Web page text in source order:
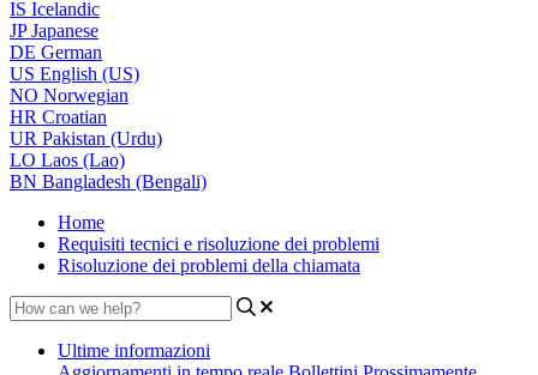
IS Icelandic
JPJapanese
DE German
US English (US)
NO Norwegian
HR Croatian
UR Pakistan (Urdu)
LO Laos (Lao)
BN Bangladesh (Bengali)
Home
Requisiti tecnici e risoluzione dei problemi
Risoluzione dei problemi della chiamata
Ultime informazioni